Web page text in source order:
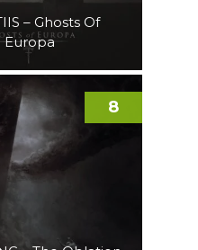
– Ghosts Of
Europa
8